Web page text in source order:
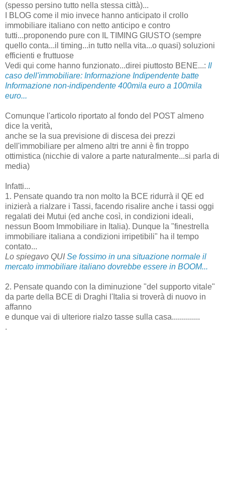
(spesso persino tutto nella stessa città)...
I BLOG come il mio invece hanno anticipato il crollo
immobiliare italiano con netto anticipo e contro
tutti...proponendo pure con IL TIMING GIUSTO (sempre
quello conta...il timing...in tutto nella vita...o quasi) soluzioni
efficienti e fruttuose
Vedi qui come hanno funzionato...direi piuttosto BENE...: Il
caso dell'immobiliare: Informazione Indipendente batte
Informazione non-indipendente 400mila euro a 100mila
euro...
Comunque l'articolo riportato al fondo del POST almeno
dice la verità,
anche se la sua previsione di discesa dei prezzi
dell'immobiliare per almeno altri tre anni è fin troppo
ottimistica (nicchie di valore a parte naturalmente...si parla di
media)
Infatti...
1. Pensate quando tra non molto la BCE ridurrà il QE ed
inizierà a rialzare i Tassi, facendo risalire anche i tassi oggi
regalati dei Mutui (ed anche così, in condizioni ideali,
nessun Boom Immobiliare in Italia). Dunque la "finestrella
immobiliare italiana a condizioni irripetibili" ha il tempo
contato...
Lo spiegavo QUISe fossimo in una situazione normale il
mercato immobiliare italiano dovrebbe essere in BOOM...
2. Pensate quando con la diminuzione "del supporto vitale"
da parte della BCE di Draghi l'Italia si troverà di nuovo in
affanno
e dunque vai di ulteriore rialzo tasse sulla casa..............
.